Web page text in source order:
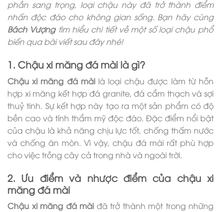
phần sang trọng, loại chậu này đã trở thành điểm
nhấn độc đáo cho không gian sống. Bạn hãy cùng
Bách Vượng tìm hiểu chi tiết về một số loại chậu phổ
biến qua bài viết sau đây nhé!
1. Chậu xi măng đá mài là gì?
Chậu xi măng đá màilà loại chậu được làm từ hỗn
hợp xi măng kết hợp đá granite, đá cẩm thạch và sợi
thuỷ tinh. Sự kết hợp này tạo ra một sản phẩm có độ
bền cao và tính thẩm mỹ độc đáo.Đặc điểm nổi bật
của chậu là khả năng chịu lực tốt, chống thấm nước
và chống ăn mòn. Vì vậy, chậu đá mài rất phù hợp
cho việc trồng cây cả trong nhà và ngoài trời.
2. Ưu điểm và nhược điểm của chậu xi
măng đá mài
Chậu xi măng đá mài đã trở thành một trong những